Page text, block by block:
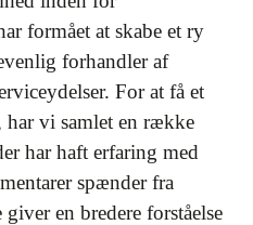
formået at skabe et ry
forhandler af
For at få et
vi samlet en række
har haft erfaring med
spænder fra
en bredere forståelse